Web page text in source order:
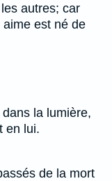
autres; car
est né de
la lumière,
en lui.
de la mort